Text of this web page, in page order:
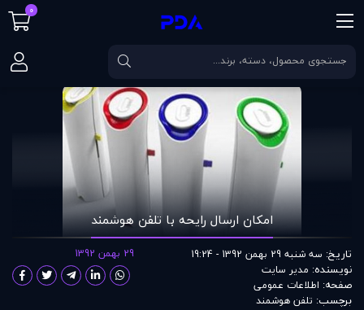
صفحه اصلی مقالات امکان ارسال رايحه با تلفن هوشمند
امکان ارسال رايحه با تلفن هوشمند
تاریخ: سه شنبه 29 بهمن 1392 - 19:24
نویسنده: مدير سايت
صفحه: اطلاعات عمومی
برچسب: تلفن هوشمند
29 بهمن 1392
0